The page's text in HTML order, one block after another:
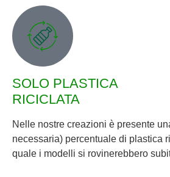
SOLO PLASTICA
RICICLATA
Nelle nostre creazioni è presente
necessaria) percentuale di plastica
quale i modelli si rovinerebbero